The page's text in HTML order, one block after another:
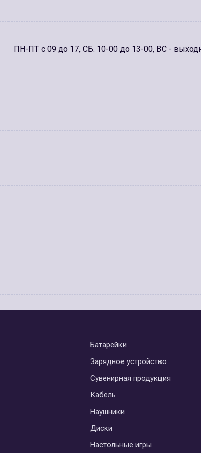
ПН-ПТ с 09 до 17, СБ. 10-00 до 13-00, ВС -
Батарейки
Зарядное устройство
Сувенирная продукция
Кабель
Наушники
Диски
Настольные игры